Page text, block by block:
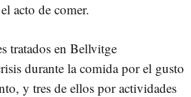
acto de comer.
tratados en Bellvitge
durante la comida por el gusto
y tres de ellos por actividades